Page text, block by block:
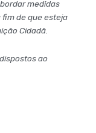
medidas
de que esteja
Cidadã.
ao